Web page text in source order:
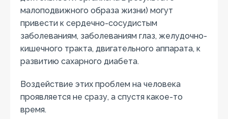
малоподвижного образа жизни) могут
привести к сердечно-сосудистым
заболеваниям, заболеваниям глаз, желудочно-
кишечного тракта, двигательного аппарата, к
развитию сахарного диабета.
Воздействие этих проблем на человека
проявляется не сразу, а спустя какое-то
время.